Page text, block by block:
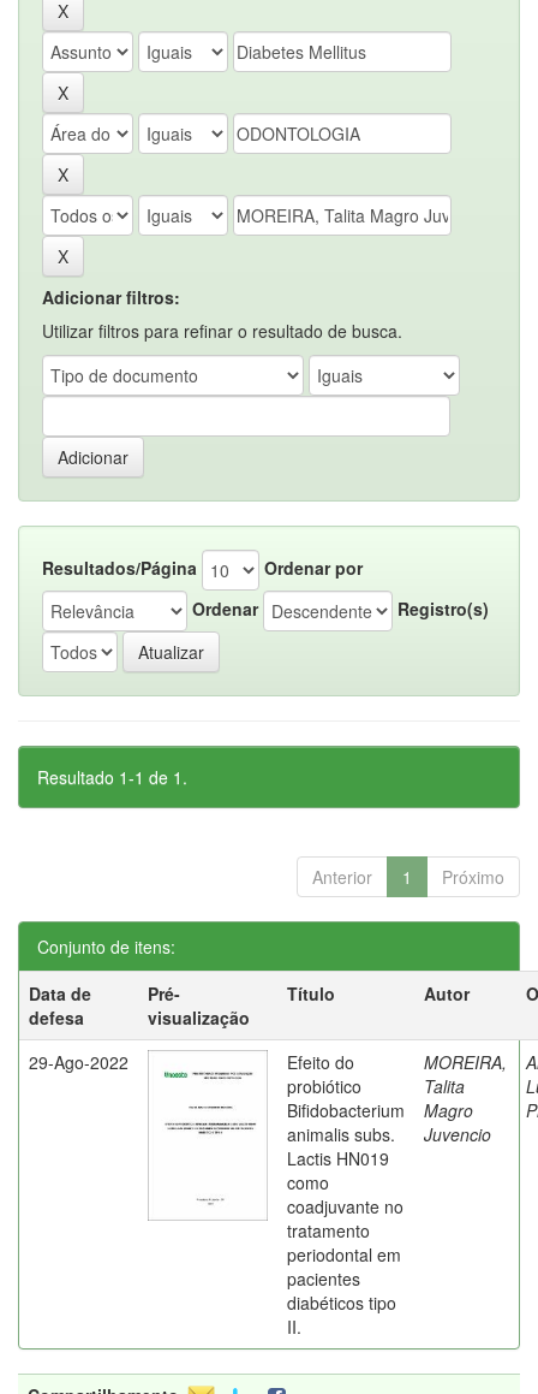
Adicionar filtros:
Utilizar filtros para refinar o resultado de busca.
Resultados/Página
Ordenar por
Ordenar
Registro(s)
Resultado 1-1 de 1.
Anterior 1 Próximo
Conjunto de itens:
Data de
defesa
Pré-
visualização
Título Autor
29-Ago-2022
Efeito do
probiótico
Bifidobacterium
animalis subs.
Lactis HN019
como
coadjuvante no
tratamento
periodontal em
pacientes
diabéticos tipo
II.
MOREIRA,
Talita
Magro
Juvencio